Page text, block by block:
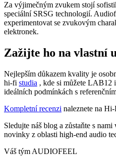
Za výjimečným zvukem stojí
speciální SRSG technologií.
experimentovat se zvukovým
elektronek.
Zažijte ho na vlastní
Nejlepším důkazem kvality je
hi-fi studia , kde si můžete LAB12
ideálních podmínkách s
Kompletní recenzi naleznete na
Sledujte náš blog a zůstaňte s nami
novinky z oblasti high-end audio
Váš tým AUDIOFEEL